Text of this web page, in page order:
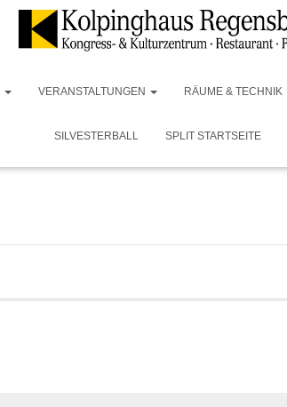
VERANSTALTUNGEN RÄUME & TECHNIK
SILVESTERBALL SPLIT STARTSEITE